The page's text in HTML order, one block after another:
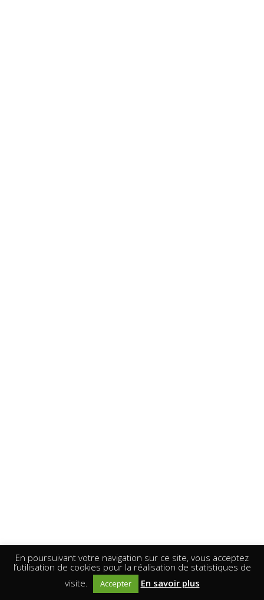
En poursuivant votre navigation sur ce site, vous acceptez
l’utilisation de cookies pour la réalisation de statistiques de
visite.
Accepter En savoir plus